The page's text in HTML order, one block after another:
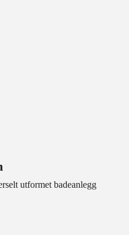
utformet badeanlegg